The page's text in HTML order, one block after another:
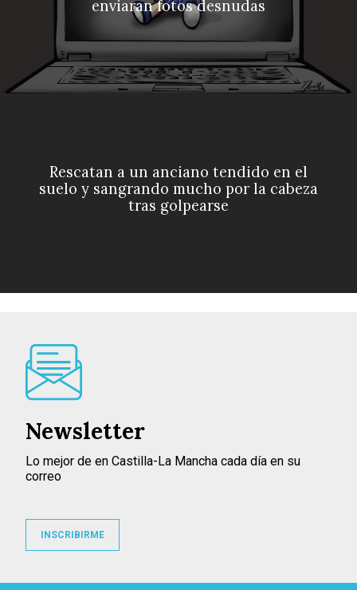
enviaran fotos desnudas
Rescatan a un anciano tendido en el
suelo y sangrando mucho por la cabeza
tras golpearse
Newsletter
Lo mejor de en Castilla-La Mancha cada día en su
correo
INSCRIBIRME